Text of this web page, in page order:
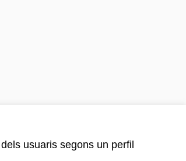
usuaris segons un perfil